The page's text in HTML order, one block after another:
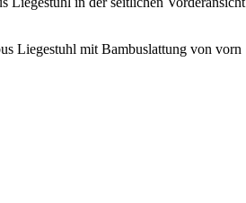
Liegestuhl mit Bambuslattung von vorn